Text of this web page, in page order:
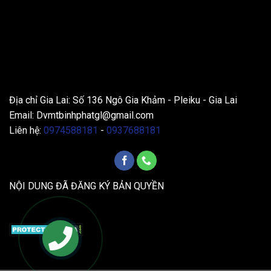
Địa chỉ Gia Lai: Số 136 Ngô Gia Khảm - Pleiku - Gia Lai
Email: Dvmtbinhphatgl@gmail.com
Liên hệ: 0974588181 - 0937688181
NỘI DUNG ĐÃ ĐĂNG KÝ BẢN QUYỀN